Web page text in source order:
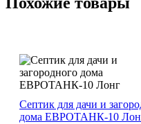
Септик для дачи и
дома ЕВРОТАНК-10